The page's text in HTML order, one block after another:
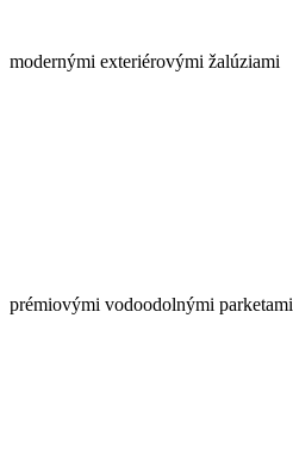
modernými exteriérovými žalúziami
prémiovými vodoodolnými parketami